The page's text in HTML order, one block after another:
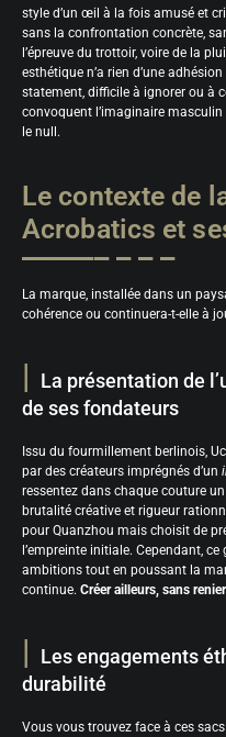
style d’un œil à la fois amusé et
sans la confrontation concrète,
l’épreuve du trottoir, voire de la
esthétique n’a rien d’une
statement, difficile à ignorer ou à
convoquent l’imaginaire
le null.
Le contexte de
Acrobatics et
La marque, installée dans un
cohérence ou continuera-t-elle à
La présentation de
de ses fondateurs
Issu du fourmillement berlinois,
par des créateurs imprégnés d’un
ressentez dans chaque couture
brutalité créative et rigueur
pour Quanzhou mais choisit de
l’empreinte initiale. Cependant,
ambitions tout en poussant la
continue. Créer ailleurs, sans
Les engagements
durabilité
Vous vous trouvez face à ces